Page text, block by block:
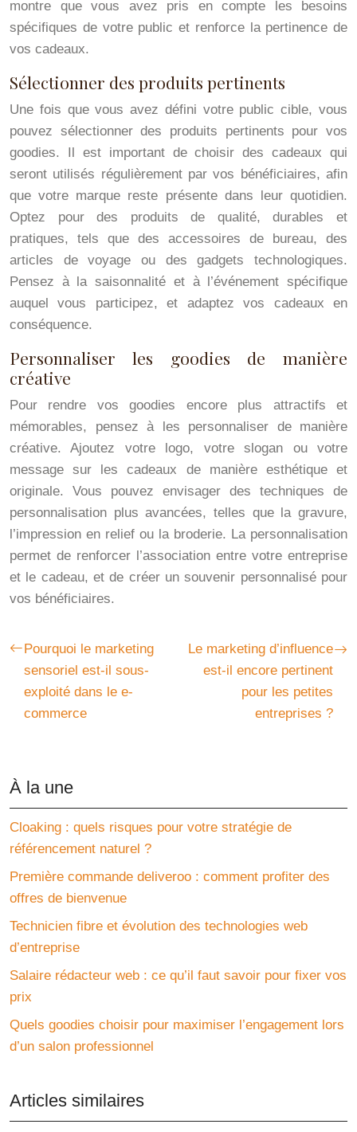
montre que vous avez pris en compte les besoins
spécifiques de votre public et renforce la pertinence de
vos cadeaux.
Sélectionner des produits pertinents
Une fois que vous avez défini votre public cible, vous
pouvez sélectionner des produits pertinents pour vos
goodies. Il est important de choisir des cadeaux qui
seront utilisés régulièrement par vos bénéficiaires, afin
que votre marque reste présente dans leur quotidien.
Optez pour des produits de qualité, durables et
pratiques, tels que des accessoires de bureau, des
articles de voyage ou des gadgets technologiques.
Pensez à la saisonnalité et à l’événement spécifique
auquel vous participez, et adaptez vos cadeaux en
conséquence.
Personnaliser les goodies de manière
créative
Pour rendre vos goodies encore plus attractifs et
mémorables, pensez à les personnaliser de manière
créative. Ajoutez votre logo, votre slogan ou votre
message sur les cadeaux de manière esthétique et
originale. Vous pouvez envisager des techniques de
personnalisation plus avancées, telles que la gravure,
l’impression en relief ou la broderie. La personnalisation
permet de renforcer l’association entre votre entreprise
et le cadeau, et de créer un souvenir personnalisé pour
vos bénéficiaires.
Pourquoi le marketing
sensoriel est-il sous-
exploité dans le e-
commerce
Le marketing d’influence
est-il encore pertinent
pour les petites
entreprises ?
À la une
Cloaking : quels risques pour votre stratégie de
référencement naturel ?
Première commande deliveroo : comment profiter des
offres de bienvenue
Technicien fibre et évolution des technologies web
d’entreprise
Salaire rédacteur web : ce qu’il faut savoir pour fixer vos
prix
Quels goodies choisir pour maximiser l’engagement lors
d’un salon professionnel
Articles similaires